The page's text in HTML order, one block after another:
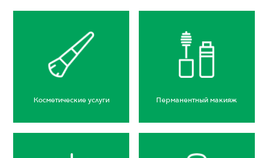
Косметические услуги Перманентный макияж